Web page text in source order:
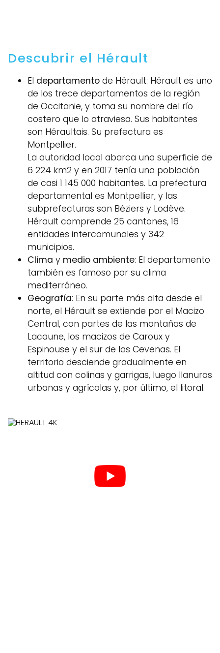
Descubrir el Hérault
El departamento de Hérault: Hérault es uno
de los trece departamentos de la región
de Occitanie, y toma su nombre del río
costero que lo atraviesa. Sus habitantes
son Héraultais. Su prefectura es
Montpellier.
La autoridad local abarca una superficie de
6 224 km2 y en 2017 tenía una población
de casi 1 145 000 habitantes. La prefectura
departamental es Montpellier, y las
subprefecturas son Béziers y Lodève.
Hérault comprende 25 cantones, 16
entidades intercomunales y 342
municipios.
Clima y medio ambiente: El departamento
también es famoso por su clima
mediterráneo.
Geografía: En su parte más alta desde el
norte, el Hérault se extiende por el Macizo
Central, con partes de las montañas de
Lacaune, los macizos de Caroux y
Espinouse y el sur de las Cevenas. El
territorio desciende gradualmente en
altitud con colinas y garrigas, luego llanuras
urbanas y agrícolas y, por último, el litoral.